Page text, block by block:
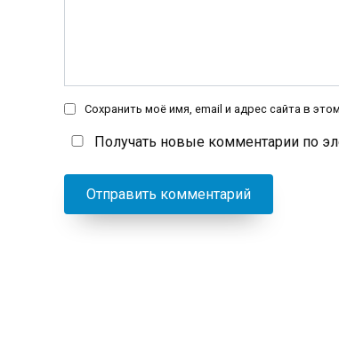
Сохранить моё имя, email и адрес сайта в
Получать новые комментарии по